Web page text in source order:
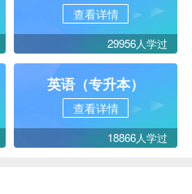
查看详情
29956人学过
英语（专升本）
查看详情
18866人学过